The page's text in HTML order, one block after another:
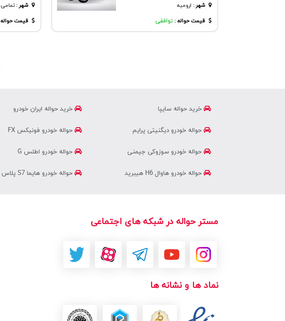
شهر: اروميه
قیمت حواله : توافقی
شهر:
قیمت
خرید حواله ایران خودرو خرید حواله سایپا
حواله خودرو فونیکس FX حواله خودرو دیگنیتی پرایم
حواله خودرو اطلس G حواله خودرو سوزوکی جیمنی
حواله خودرو هایما S7 پلاس حواله خودرو هاوال H6 هیبرید
مستر حواله در شبکه های اجتماعی
نماد ها و نشانه ها